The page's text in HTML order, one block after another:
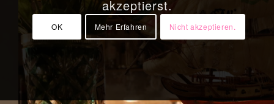
akzeptierst.
OK Mehr Erfahren Nicht akzeptieren.